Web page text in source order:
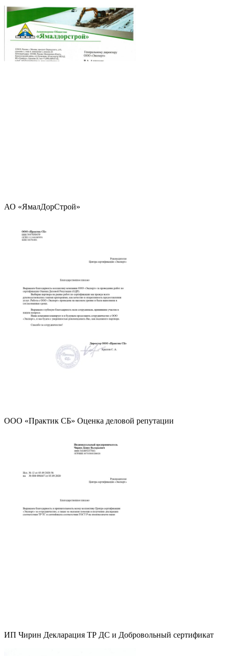
АО «ЯмалДорСтрой»
ООО «Практик СБ» Оценка деловой репутации
ИП Чирин Декларация ТР ДС и Добровольный сертификат